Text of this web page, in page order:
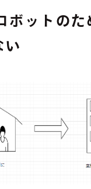
ボットのた
い